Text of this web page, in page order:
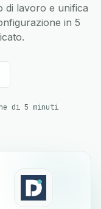
di lavoro e unifica
in 5
di 5 minuti